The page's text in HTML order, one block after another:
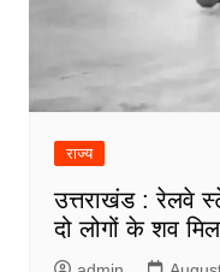
राज्य
उत्तराखंड : रेलवे
दो लोगों के शव